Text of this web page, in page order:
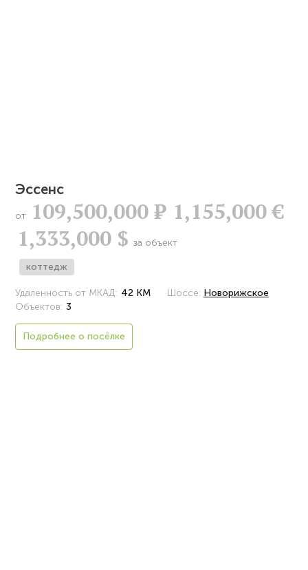
Эссенс
от 109,500,000Р 1,155,000 €
1,333,000 $ за объект
коттедж
Удаленность от МКАД: 42 КМ Шоссе: Новорижское
Объектов: 3
Подробнее о посёлке